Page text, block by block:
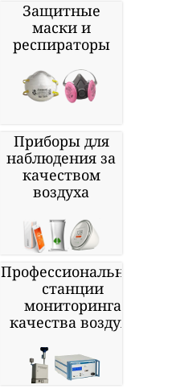
Защитные
маски и
респираторы
Приборы для
наблюдения за
качеством
воздуха
Профессиональные
станции
мониторинга
качества воздуха